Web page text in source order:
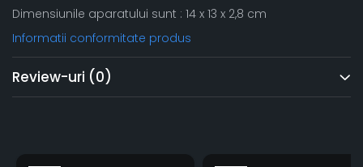
Dimensiunile aparatului sunt : 14 x 13 x 2,8 cm
Informatii conformitate produs
Review-uri (0)